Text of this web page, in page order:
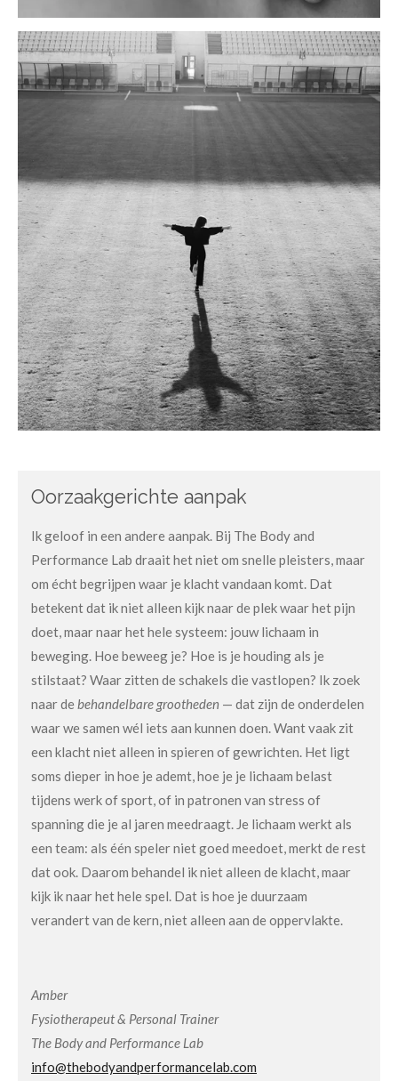
Oorzaakgerichte aanpak
Ik geloof in een andere aanpak. Bij The Body and
Performance Lab draait het niet om snelle pleisters, maar
om écht begrijpen waar je klacht vandaan komt. Dat
betekent dat ik niet alleen kijk naar de plek waar het pijn
doet, maar naar het hele systeem: jouw lichaam in
beweging. Hoe beweeg je? Hoe is je houding als je
stilstaat? Waar zitten de schakels die vastlopen? Ik zoek
naar debehandelbare grootheden — dat zijn de onderdelen
waar we samen wél iets aan kunnen doen. Want vaak zit
een klacht niet alleen in spieren of gewrichten. Het ligt
soms dieper in hoe je ademt, hoe je je lichaam belast
tijdens werk of sport, of in patronen van stress of
spanning die je al jaren meedraagt. Je lichaam werkt als
een team: als één speler niet goed meedoet, merkt de rest
dat ook. Daarom behandel ik niet alleen de klacht, maar
kijk ik naar het hele spel. Dat is hoe je duurzaam
verandert van de kern, niet alleen aan de oppervlakte.
Amber
Fysiotherapeut & Personal Trainer
The Body and Performance Lab
info@thebodyandperformancelab.com